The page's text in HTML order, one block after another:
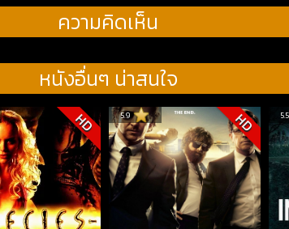
ความคิดเห็น
หนังอื่นๆ น่าสนใจ
HD 5.9 HD 5.5